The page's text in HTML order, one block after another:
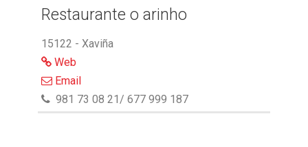
Restaurante o arinho
15122 - Xaviña
Web
Email
981 73 08 21/ 677 999 187